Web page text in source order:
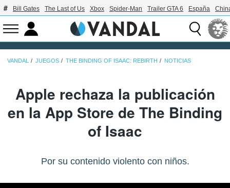
Bill Gates The Last of Us Xbox Spider-Man Trailer GTA 6 España
VANDAL JUEGOS THE BINDING OF ISAAC: REBIRTH NOTICIAS
Apple rechaza la publicación
en la App Store de The Binding
of Isaac
Por su contenido violento con niños.